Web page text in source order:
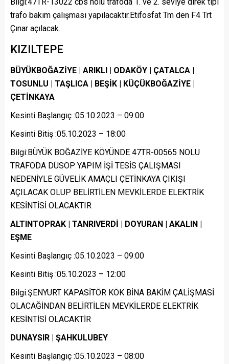
trafo bakım çalışması yapılacaktır.Etifosfat Tm den F4 Trt
Çınar açılacak.
KIZILTEPE
BÜYÜKBOĞAZİYE | ARIKLI | ODAKÖY | ÇATALCA |
TOSUNLU | TAŞLICA | BEŞİK | KÜÇÜKBOĞAZİYE |
ÇETİNKAYA
Kesinti Başlangıç :05.10.2023 – 09:00
Kesinti Bitiş :05.10.2023 – 18:00
Bilgi:BÜYÜK BOĞAZİYE KÖYÜNDE 47TR-00565 NOLU
TRAFODA DÜSOP YAPIM İŞİ TESİS ÇALIŞMASI
NEDENİYLE GÜVELİK AMAÇLI ÇETİNKAYA ÇIKIŞI
AÇILACAK OLUP BELİRTİLEN MEVKİLERDE ELEKTRİK
KESİNTİSİ OLACAKTIR
ALTINTOPRAK | TANRIVERDİ | DOYURAN | AKALIN |
EŞME
Kesinti Başlangıç :05.10.2023 – 09:00
Kesinti Bitiş :05.10.2023 – 12:00
Bilgi:ŞENYURT KAPASİTÖR KÖK BİNA BAKİM ÇALİŞMASİ
OLACAĞİNDAN BELİRTİLEN MEVKİLERDE ELEKTRİK
KESİNTİSİ OLACAKTİR
DUNAYSIR | ŞAHKULUBEY
Kesinti Başlangıç :05.10.2023 – 08:00